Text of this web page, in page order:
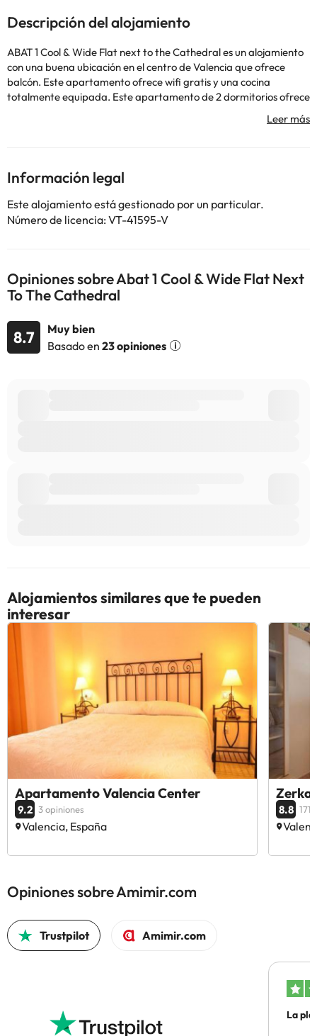
Descripción del alojamiento
ABAT 1 Cool & Wide Flat next to the Cathedral es un alojamiento
con una buena ubicación en el centro de Valencia que ofrece
balcón. Este apartamento ofrece wifi gratis y una cocina
totalmente equipada. Este apartamento de 2 dormitorios ofrece
TV de pantalla plana, aire acondicionado y sala de estar. Cerca
del alojamiento hay puntos de interés como Estación de tren del
(Aeropuerto de Valencia) está a 8 km.
En este alojamiento no se pueden celebrar despedidas de soltero
o soltera ni fiestas similares.
alojamiento. Si tienes dudas, contáctanos.
Información legal
Este alojamiento está gestionado por un particular.
Número de licencia: VT-41595-V
Opiniones sobre Abat 1 Cool & Wide Flat Next
To The Cathedral
8.7
Muy bien
Basado en 23 opiniones
Alojamientos similares que te pueden
interesar
Apartamento Valencia Center
9.2 3 opiniones
Valencia, España
Zerka
8.8 171
Opiniones sobre Amimir.com
Trustpilot Amimir.com
La